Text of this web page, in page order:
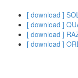
[ download ]
[ download ]
[ download ]
[ download ]